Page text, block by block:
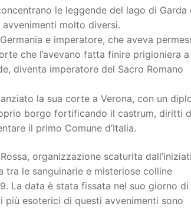
le leggende del lago di Garda
molto diversi.
e imperatore, che aveva
che l’avevano fatta finire prigioniera a
diventa imperatore del Sacro Romano
la sua corte a Verona, con un
borgo fortificando il castrum, diritti
il primo Comune d’Italia.
organizzazione scaturita
tra le sanguinarie e misteriose colline
La data è stata fissata nel suo giorno di
più esoterici di questi avvenimenti sono